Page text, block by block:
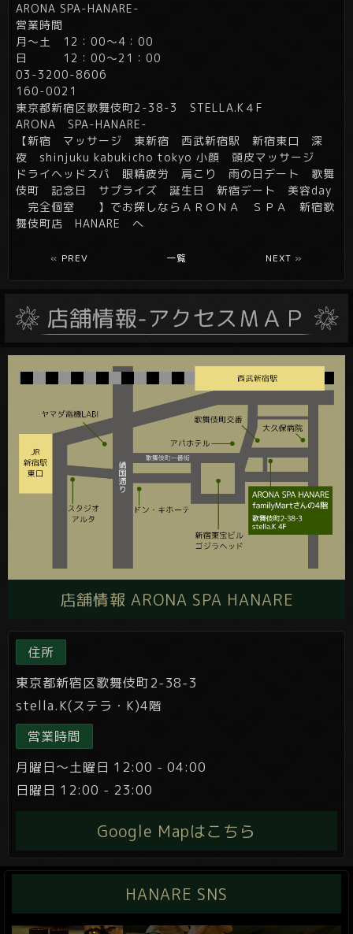
ARONA SPA-HANARE-
営業時間
月～土 12：00～4：00
日 12：00～21：00
03-3200-8606
160-0021
東京都新宿区歌舞伎町2-38-3 STELLA.K４F
ARONA SPA-HANARE-
【新宿 マッサージ 東新宿 西武新宿駅 新宿東口 深
夜 shinjuku kabukicho tokyo 小顔 頭皮マッサージ
ドライヘッドスパ 眼精疲労 肩こり 雨の日デート 歌舞
伎町 記念日 サプライズ 誕生日 新宿デート 美容day
完全個室 】でお探しならＡＲＯＮＡ ＳＰＡ 新宿歌
舞伎町店 HANARE へ
« PREV 一覧 NEXT »
店舗情報 ARONA SPA HANARE
住所
東京都新宿区歌舞伎町2-38-3
stella.K(ステラ・K)4階
営業時間
月曜日～土曜日 12:00 - 04:00
日曜日 12:00 - 23:00
Google Mapはこちら
HANARE SNS